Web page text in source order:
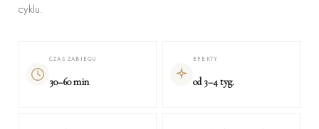
cyklu.
CZAS ZABIEGU
30–60 min
EFEKTY
od 3–4 tyg.